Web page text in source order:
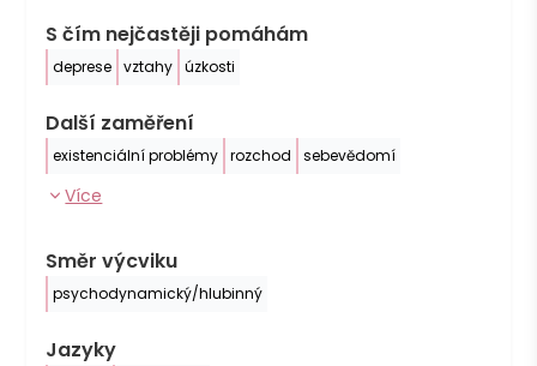
S čím nejčastěji pomáhám
deprese vztahy úzkosti
Další zaměření
existenciální problémy rozchod sebevědomí
Více
Směr výcviku
psychodynamický/hlubinný
Jazyky